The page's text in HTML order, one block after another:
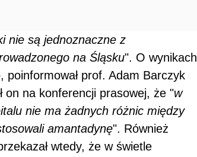
nie są jednoznaczne z
na Śląsku". O wynikach
prof. Adam Barczyk
on na konferencji prasowej, że "w
nie ma żadnych różnic między
amantadynę". Również
wtedy, że w świetle